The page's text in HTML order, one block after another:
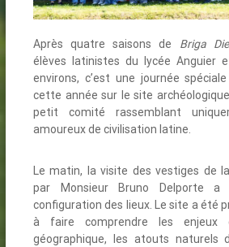
Après quatre saisons de Briga
élèves latinistes du lycée Anguier
environs, c’est une journée
cette année sur le site archéologique
petit comité rassemblant
amoureux de civilisation latine.
Le matin, la visite des vestiges de
par Monsieur Bruno Delporte
configuration des lieux. Le site a été
à faire comprendre les enjeux
géographique, les atouts naturels